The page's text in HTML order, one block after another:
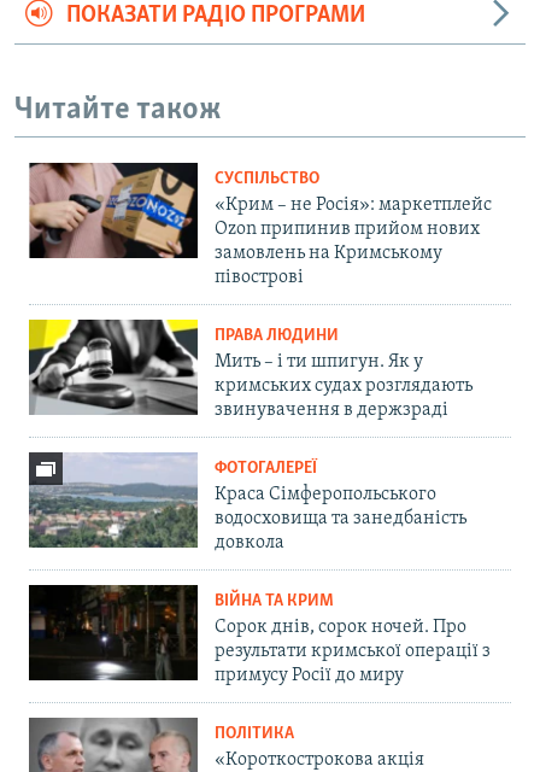
ПОКАЗАТИ РАДІО ПРОГРАМИ
Читайте також
СУСПІЛЬСТВО
«Крим – не Росія»: маркетплейс
Ozon припинив прийом нових
замовлень на Кримському
півострові
ПРАВА ЛЮДИНИ
Мить – і ти шпигун. Як у
кримських судах розглядають
звинувачення в держзраді
ФОТОГАЛЕРЕЇ
Краса Сімферопольського
водосховища та занедбаність
довкола
ВІЙНА ТА КРИМ
Сорок днів, сорок ночей. Про
результати кримської операції з
примусу Росії до миру
ПОЛІТИКА
«Короткострокова акція